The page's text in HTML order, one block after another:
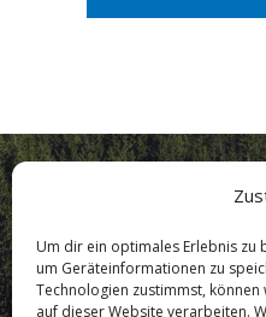
Um dir ein optimales Erlebnis zu
um Geräteinformationen zu
Technologien zustimmst,
auf dieser Website verarbeiten.